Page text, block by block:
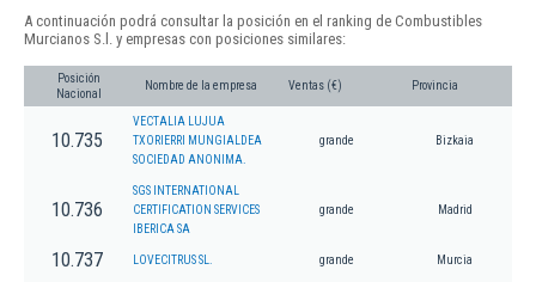
A continuación podrá consultar la posición en el ranking de Combustibles
Murcianos S.l. y empresas con posiciones similares:
Posición
Nacional
Nombre de la empresa Ventas (€) Provincia
10.735
VECTALIA LUJUA
TXORIERRI MUNGIALDEA
SOCIEDAD ANONIMA.
grande Bizkaia
10.736
SGS INTERNATIONAL
CERTIFICATION SERVICES
IBERICA SA
grande Madrid
10.737 LOVECITRUS SL. grande Murcia